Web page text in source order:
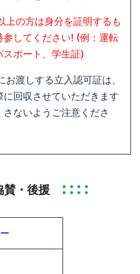
上の方は身分を証明するも
参してください! (例：運転
スポート、学生証)
お渡しする立入認可証は、
に回収させていただきます
さないようご注意くださ
賛・後援